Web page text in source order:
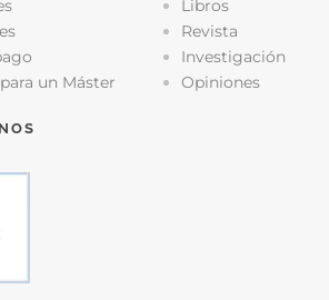
un Máster
Libros
Revista
Investigación
Opiniones